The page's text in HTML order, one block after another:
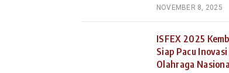
NOVEMBER 8, 2025
ISFEX 2025
Siap Pacu
Olahraga Nasional